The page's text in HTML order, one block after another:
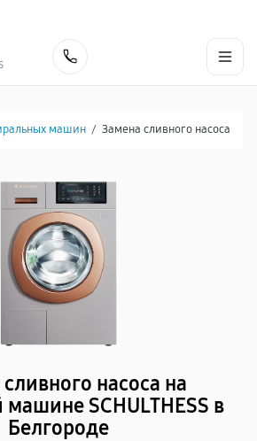
машин / Замена сливного насоса
насоса на
машине SCHULTHESS в
Белгороде